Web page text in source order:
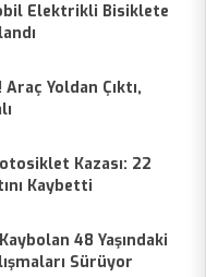
Elektrikli Bisiklete
Araç Yoldan Çıktı,
Kazası: 22
Kaybetti
48 Yaşındaki
Sürüyor